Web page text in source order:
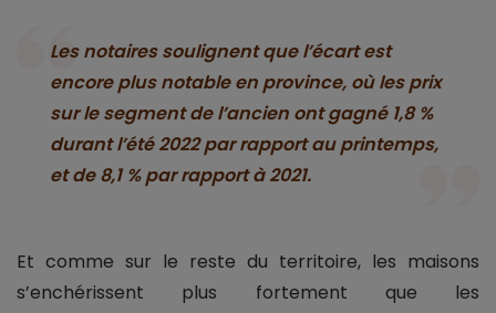
Les notaires soulignent que l’écart est
encore plus notable en province, où les prix
sur le segment de l’ancien ont gagné 1,8 %
durant l’été 2022 par rapport au printemps,
et de 8,1 % par rapport à 2021.
Et comme sur le reste du territoire, les maisons
s’enchérissent plus fortement que les